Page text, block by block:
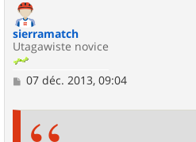
sierramatch
Utagawiste novice
M
07 déc. 2013, 09:04